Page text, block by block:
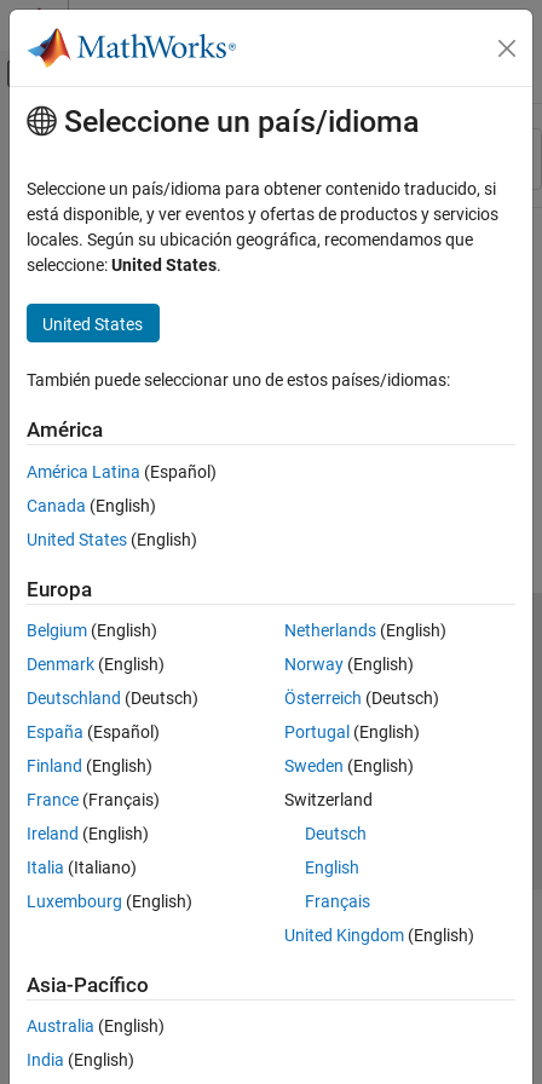
Saltar al contenido
Mostrar/ocultar menú de navegación
Recurso
Contenido principal
Seleccione un país/idioma
Seleccione un país/idioma para obtener contenido traducido, si
está disponible, y ver eventos y ofertas de productos y servicios
locales. Según su ubicación geográfica, recomendamos que
seleccione:United States.
United States
También puede seleccionar uno de estos países/idiomas:
América
América Latina (Español)
Canada (English)
United States (English)
Europa
Belgium (English)
Denmark (English)
Deutschland (Deutsch)
España (Español)
Finland (English)
France (Français)
Ireland (English)
Italia (Italiano)
Luxembourg (English)
Netherlands(English)
Norway(English)
Österreich (Deutsch)
Portugal (English)
Sweden (English)
Switzerland
Deutsch
English
Français
United Kingdom(English)
Asia-Pacífico
Australia (English)
India (English)
Centro de confianza
Marcas comerciales
Política de privacidad
Antipiratería
Estado de las aplicaciones
Información de contacto
© 1994-2026 The MathWorks, Inc.